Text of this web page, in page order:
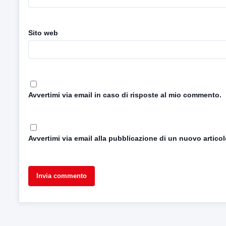
Sito web
Avvertimi via email in caso di risposte al mio commento.
Avvertimi via email alla pubblicazione di un nuovo